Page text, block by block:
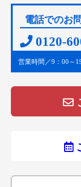
電話でのお
0120-
営業時間／9：00～